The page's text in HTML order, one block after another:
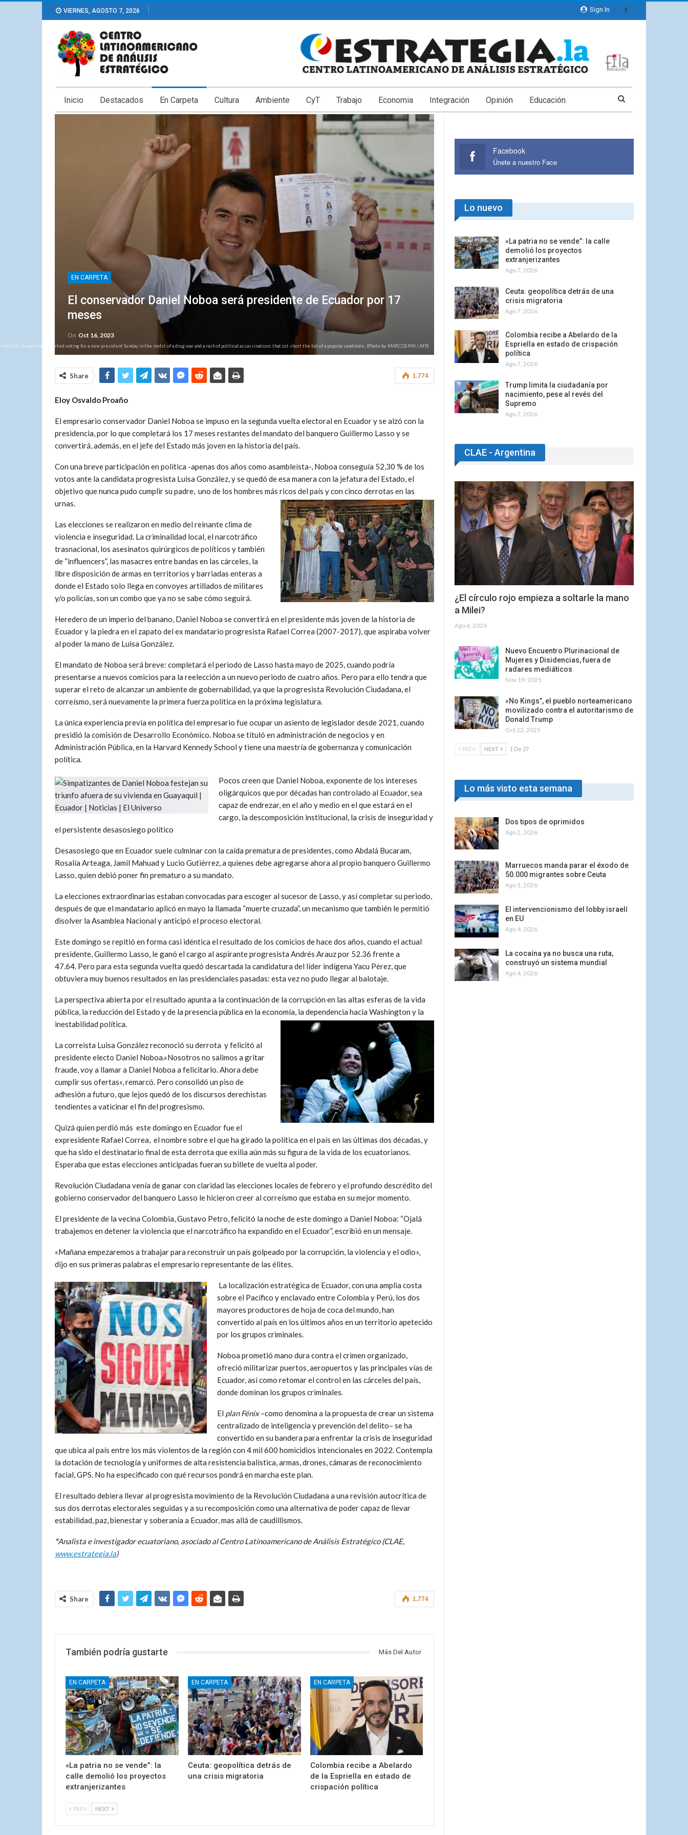
Sign In
VIERNES, AGOSTO 7, 2026
Inicio Destacados En Carpeta Cultura Ambiente CyT Trabajo Economia Integración Opinión Educación
EN CARPETA
El conservador Daniel Noboa será presidente de Ecuador por 17
meses
On Oct 16, 2023
Ecuadorians started voting for a new president Sunday in the midst of a drug war and a rash of political assassinations that cut short the bid of a popular candidate. (Photo by MARCOS PIN / AFP)
1.774
Share
Eloy Osvaldo Proaño
El empresario conservador Daniel Noboa se impuso en la segunda vuelta electoral en Ecuador y se alzó con la
presidencia, por lo que completará los 17 meses restantes del mandato del banquero Guillermo Lasso y se
convertirá, además, en el jefe del Estado más joven en la historia del país.
Con una breve participación en política -apenas dos años como asambleísta-, Noboa conseguía 52,30 % de los
votos ante la candidata progresista Luisa González, y se quedó de esa manera con la jefatura del Estado, el
objetivo que nunca pudo cumplir su padre, uno de los hombres más ricos del país y con cinco derrotas en las
urnas.
Las elecciones se realizaron en medio del reinante clima de
violencia e inseguridad. La criminalidad local, el narcotráfico
trasnacional, los asesinatos quirúrgicos de políticos y también
de “influencers”, las masacres entre bandas en las cárceles, la
libre disposición de armas en territorios y barriadas enteras a
donde el Estado solo llega en convoyes artillados de militares
y/o policías, son un combo que ya no se sabe cómo seguirá.
Heredero de un imperio del banano, Daniel Noboa se convertirá en el presidente más joven de la historia de
Ecuador y la piedra en el zapato del ex mandatario progresista Rafael Correa (2007-2017), que aspiraba volver
al poder la mano de Luisa González.
El mandato de Noboa será breve: completará el periodo de Lasso hasta mayo de 2025, cuando podría
presentarse a nuevos comicios para la reelección a un nuevo periodo de cuatro años. Pero para ello tendra que
superar el reto de alcanzar un ambiente de gobernabilidad, ya que la progresista Revolución Ciudadana, el
correísmo, será nuevamente la primera fuerza política en la próxima legislatura.
La única experiencia previa en política del empresario fue ocupar un asiento de legislador desde 2021, cuando
presidió la comisión de Desarrollo Económico. Noboa se tituló en administración de negocios y en
Administración Pública, en la Harvard Kennedy School y tiene una maestría de gobernanza y comunicación
política.
Pocos creen que Daniel Noboa, exponente de los intereses
oligárquicos que por décadas han controlado al Ecuador, sea
capaz de endrezar, en el año y medio en el que estará en el
cargo, la descomposición institucional, la crisis de inseguridad y
el persistente desasosiego político
Desasosiego que en Ecuador suele culminar con la caída prematura de presidentes, como Abdalá Bucaram,
Rosalía Arteaga, Jamil Mahuad y Lucio Gutiérrez, a quienes debe agregarse ahora al propio banquero Guillermo
Lasso, quien debió poner fin prematuro a su mandato.
La elecciones extraordinarias estaban convocadas para escoger al sucesor de Lasso, y así completar su periodo,
después de que el mandatario aplicó en mayo la llamada “muerte cruzada”, un mecanismo que también le permitió
disolver la Asamblea Nacional y anticipó el proceso electoral.
Este domingo se repitió en forma casi idéntica el resultado de los comicios de hace dos años, cuando el actual
presidente, Guillermo Lasso, le ganó el cargo al aspirante progresista Andrés Arauz por 52.36 frente a
47.64. Pero para esta segunda vuelta quedó descartada la candidatura del líder indígena Yacu Pérez, que
obtuviera muy buenos resultados en las presidenciales pasadas: esta vez no pudo llegar al balotaje.
La perspectiva abierta por el resultado apunta a la continuación de la corrupción en las altas esferas de la vida
pública, la reducción del Estado y de la presencia pública en la economía, la dependencia hacia Washington y la
inestabilidad política.
La correista Luisa González reconoció su derrota y felicitó al
presidente electo Daniel Noboa.«Nosotros no salimos a gritar
fraude, voy a llamar a Daniel Noboa a felicitarlo. Ahora debe
cumplir sus ofertas«, remarcó. Pero consolidó un piso de
adhesión a futuro, que lejos quedó de los discursos derechistas
tendientes a vaticinar el fin del progresismo.
Quizá quien perdió más este domingo en Ecuador fue el
expresidente Rafael Correa, el nombre sobre el que ha girado la política en el país en las últimas dos décadas, y
que ha sido el destinatario final de esta derrota que exilia aún más su figura de la vida de los ecuatorianos.
Esperaba que estas elecciones anticipadas fueran su billete de vuelta al poder.
Revolución Ciudadana venía de ganar con claridad las elecciones locales de febrero y el profundo descrédito del
gobierno conservador del banquero Lasso le hicieron creer al correísmo que estaba en su mejor momento.
El presidente de la vecina Colombia, Gustavo Petro, felicitó la noche de este domingo a Daniel Noboa: “Ojalá
trabajemos en detener la violencia que el narcotráfico ha expandido en el Ecuador”, escribió en un mensaje.
«Mañana empezaremos a trabajar para reconstruir un país golpeado por la corrupción, la violencia y el odio»,
dijo en sus primeras palabras el empresario representante de las élites.
La localización estratégica de Ecuador, con una amplia costa
sobre el Pacífico y enclavado entre Colombia y Perú, los dos
mayores productores de hoja de coca del mundo, han
convertido al país en los últimos años en un territorio apetecido
por los grupos criminales.
Noboa prometió mano dura contra el crimen organizado,
ofreció militarizar puertos, aeropuertos y las principales vías de
Ecuador, así como retomar el control en las cárceles del país,
donde dominan los grupos criminales.
El plan Fénix–como denomina a la propuesta de crear un sistema
centralizado de inteligencia y prevención del delito– se ha
convertido en su bandera para enfrentar la crisis de inseguridad
que ubica al país entre los más violentos de la región con 4 mil 600 homicidios intencionales en 2022. Contempla
la dotación de tecnología y uniformes de alta resistencia balística, armas, drones, cámaras de reconocimiento
facial, GPS. No ha especificado con qué recursos pondrá en marcha este plan.
El resultado debiera llevar al progresista movimiento de la Revolución Ciudadana a una revisión autocrítica de
sus dos derrotas electorales seguidas y a su recomposición como una alternativa de poder capaz de llevar
estabilidad, paz, bienestar y soberanía a Ecuador, mas allá de caudillismos.
*Analista e investigador ecuatoriano, asociado alCentro Latinoamericano de Análisis Estratégico (CLAE,
www.estrategia.la)
1.774
Share
También podría gustarte Más Del Autor
EN CARPETA
«La patria no se vende”: la
calle demolió los proyectos
extranjerizantes
EN CARPETA
Ceuta: geopolítica detrás de
una crisis migratoria
EN CARPETA
Colombia recibe a Abelardo
de la Espriella en estado de
crispación política
PREV NEXT
Facebook
Únete a nuestro Face
Lo nuevo
«La patria no se vende”: la calle
demolió los proyectos
extranjerizantes
Ago 7, 2026
Ceuta: geopolítica detrás de una
crisis migratoria
Ago 7, 2026
Colombia recibe a Abelardo de la
Espriella en estado de crispación
política
Ago 7, 2026
Trump limita la ciudadanía por
nacimiento, pese al revés del
Supremo
Ago 7, 2026
CLAE - Argentina
¿El círculo rojo empieza a soltarle la mano
a Milei?
Ago 6, 2026
Nuevo Encuentro Plurinacional de
Mujeres y Disidencias, fuera de
radares mediáticos
Nov 19, 2025
«No Kings”, el pueblo norteamericano
movilizado contra el autoritarismo de
Donald Trump
Oct 22, 2025
PREV NEXT 1 De 27
Lo más visto esta semana
Dos tipos de oprimidos
Ago 2, 2026
Marruecos manda parar el éxodo de
50.000 migrantes sobre Ceuta
Ago 1, 2026
El intervencionismo del lobby israelí
en EU
Ago 4, 2026
La cocaína ya no busca una ruta,
construyó un sistema mundial
Ago 4, 2026